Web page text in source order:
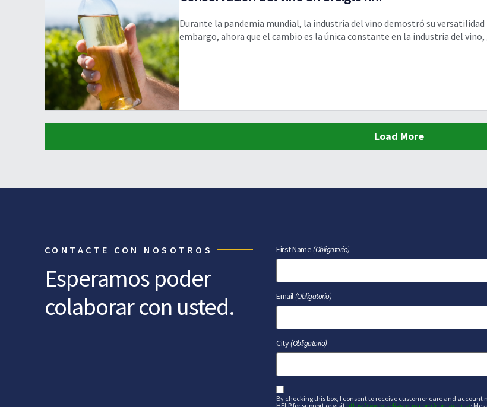
Durante la pandemia mundial, la industria del vino demostró su
embargo, ahora que el cambio es la única constante en la industria del
Load More
CONTACTE CON NOSOTROS
Esperamos poder
colaborar con usted.
First Name(Obligatorio)
Email (Obligatorio)
City(Obligatorio)
sms
By checking this box, I consent to receive customer care and account